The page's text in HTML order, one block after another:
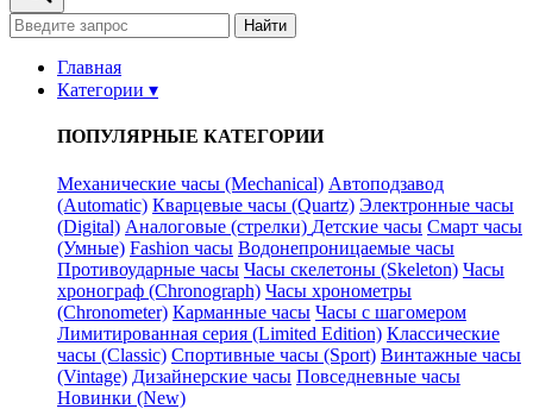
Найти
Главная
Категории ▾
ПОПУЛЯРНЫЕ КАТЕГОРИИ
Механические часы (Mechanical) Автоподзавод
(Automatic) Кварцевые часы (Quartz) Электронные часы
(Digital) Аналоговые (стрелки) Детские часы Смарт часы
(Умные) Fashion часы Водонепроницаемые часы
Противоударные часы Часы скелетоны (Skeleton) Часы
хронограф (Chronograph) Часы хронометры
(Chronometer) Карманные часы Часы с шагомером
Лимитированная серия (Limited Edition) Классические
часы (Classic) Спортивные часы (Sport) Винтажные часы
(Vintage) Дизайнерские часы Повседневные часы
Новинки (New)